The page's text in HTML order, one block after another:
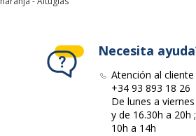
Tipo de plantilla
Información sobre los servicios
Información sobre los servicios
responsabilidad sobre el
La
Necesita
Atención al cliente
+34 93 893 18 26
De lunes a
y de 16.30h a 20h
10h a 14h